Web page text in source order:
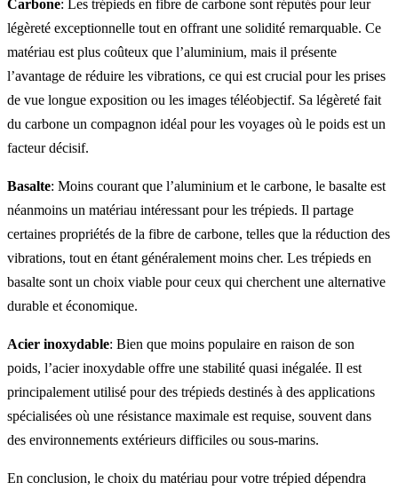
Carbone: Les trépieds en fibre de carbone sont réputés pour leur
légèreté exceptionnelle tout en offrant une solidité remarquable. Ce
matériau est plus coûteux que l’aluminium, mais il présente
l’avantage de réduire les vibrations, ce qui est crucial pour les prises
de vue longue exposition ou les images téléobjectif. Sa légèreté fait
du carbone un compagnon idéal pour les voyages où le poids est un
facteur décisif.
Basalte: Moins courant que l’aluminium et le carbone, le basalte est
néanmoins un matériau intéressant pour les trépieds. Il partage
certaines propriétés de la fibre de carbone, telles que la réduction des
vibrations, tout en étant généralement moins cher. Les trépieds en
basalte sont un choix viable pour ceux qui cherchent une alternative
durable et économique.
Acier inoxydable: Bien que moins populaire en raison de son
poids, l’acier inoxydable offre une stabilité quasi inégalée. Il est
principalement utilisé pour des trépieds destinés à des applications
spécialisées où une résistance maximale est requise, souvent dans
des environnements extérieurs difficiles ou sous-marins.
En conclusion, le choix du matériau pour votre trépied dépendra